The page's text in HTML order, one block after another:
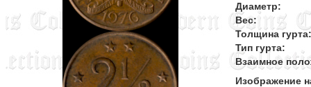
Диаметр:
Вес:
Толщина гурта:
Тип гурта:
Взаимное
Изображение